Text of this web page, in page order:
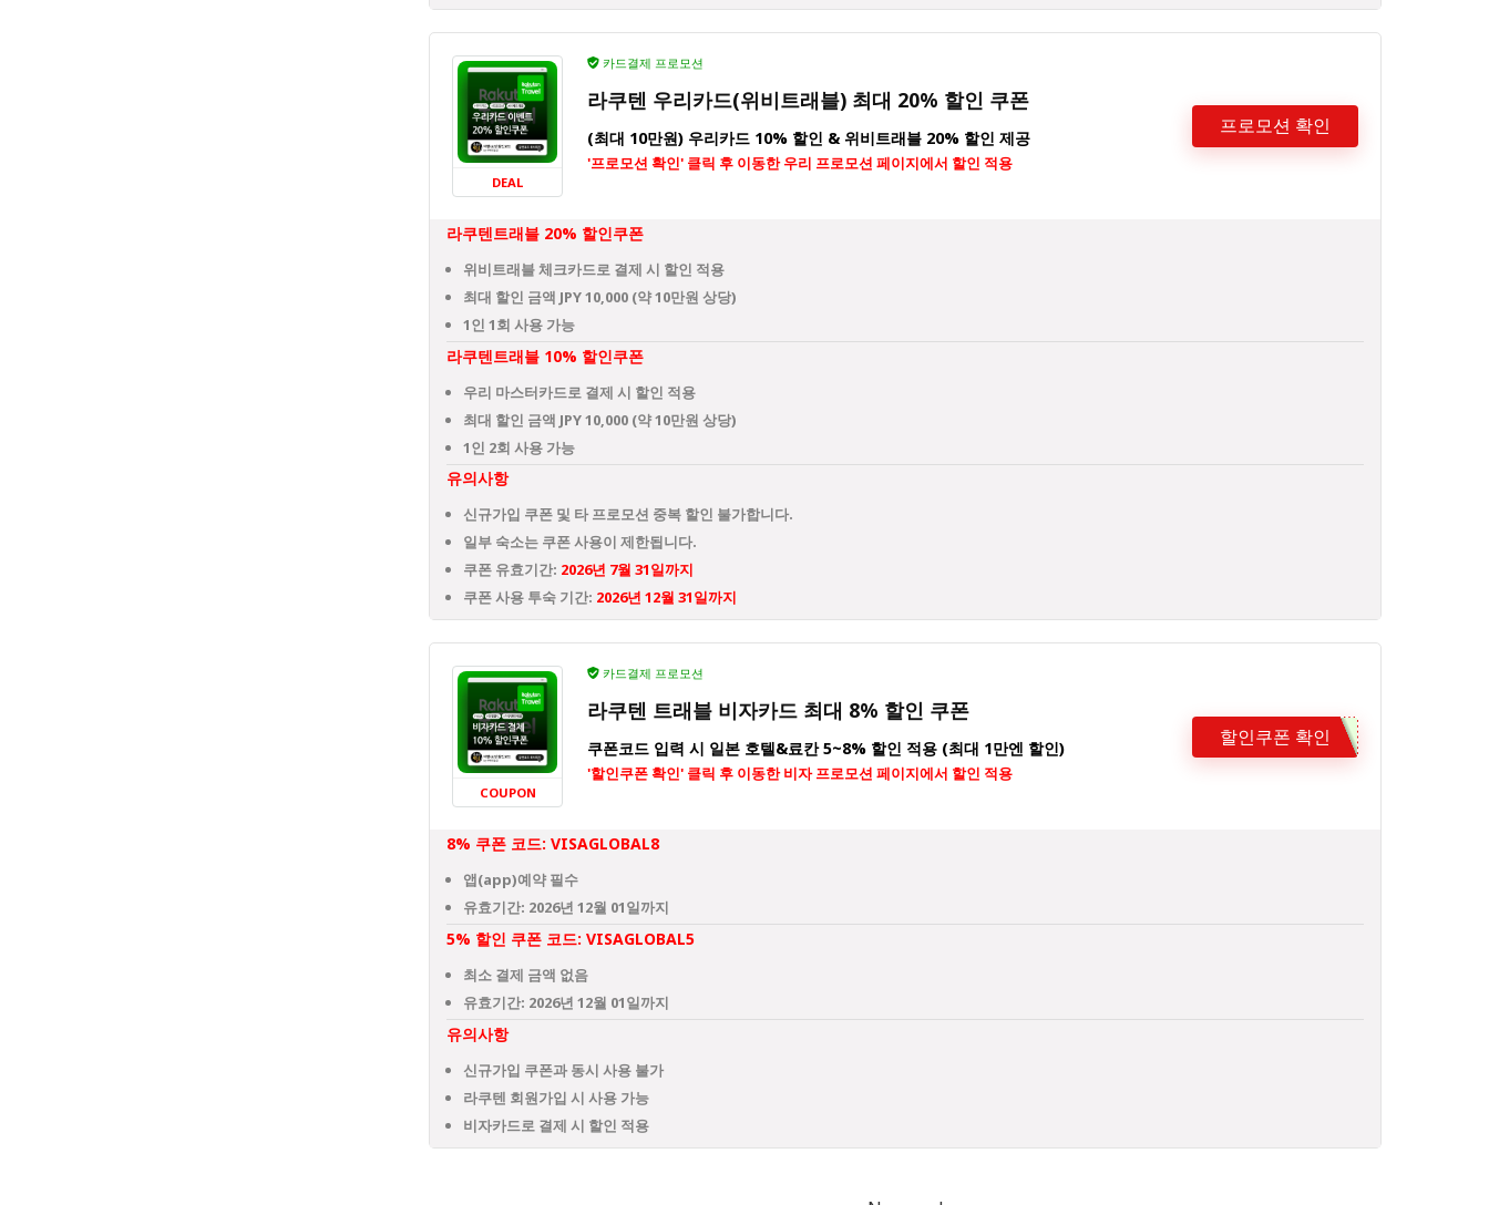
DEAL
카드결제 프로모션
라쿠텐 우리카드(위비트래블) 최대 20% 할인 쿠폰
(최대 10만원) 우리카드 10% 할인 & 위비트래블 20% 할인 제공
'프로모션 확인' 클릭 후 이동한 우리 프로모션 페이지에서 할인 적용
프로모션 확인
라쿠텐트래블 20% 할인쿠폰
위비트래블 체크카드로 결제 시 할인 적용
최대 할인 금액 JPY 10,000 (약 10만원 상당)
1인 1회 사용 가능
라쿠텐트래블 10% 할인쿠폰
우리 마스터카드로 결제 시 할인 적용
최대 할인 금액 JPY 10,000 (약 10만원 상당)
1인 2회 사용 가능
유의사항
신규가입 쿠폰 및 타 프로모션 중복 할인 불가합니다.
일부 숙소는 쿠폰 사용이 제한됩니다.
쿠폰 유효기간: 2026년 7월 31일까지
쿠폰 사용 투숙 기간: 2026년 12월 31일까지
COUPON
카드결제 프로모션
라쿠텐 트래블 비자카드 최대 8% 할인 쿠폰
쿠폰코드 입력 시 일본 호텔&료칸 5~8% 할인 적용 (최대 1만엔 할인)
'할인쿠폰 확인' 클릭 후 이동한 비자 프로모션 페이지에서 할인 적용
할인쿠폰 확인
8% 쿠폰 코드: VISAGLOBAL8
앱(app)예약 필수
유효기간: 2026년 12월 01일까지
5% 할인 쿠폰 코드: VISAGLOBAL5
최소 결제 금액 없음
유효기간: 2026년 12월 01일까지
유의사항
신규가입 쿠폰과 동시 사용 불가
라쿠텐 회원가입 시 사용 가능
비자카드로 결제 시 할인 적용